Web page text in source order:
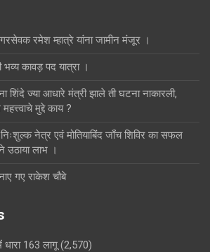
रमेश म्हात्रे यांना जामीन मंजूर ।
भव्य कावड़ पद यात्रा ।
शिंदे ज्या आधारे मंत्री झाले ती घटना नाकारली,
मुद्दे काय ?
नेत्र एवं मोतियाबिंद जाँच शिविर का सफल
उठाया लाभ ।
गए राकेश चौबे
धारा 163 लागू (2,570)